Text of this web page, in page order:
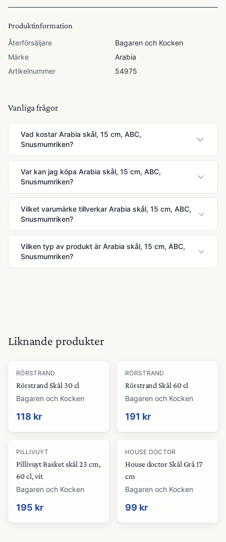
Produktinformation
Återförsäljare
Bagaren och Kocken
Märke
Arabia
Artikelnummer
54975
Vanliga frågor
Vad kostar Arabia skål, 15 cm, ABC,
Snusmumriken?
Var kan jag köpa Arabia skål, 15 cm, ABC,
Snusmumriken?
Vilket varumärke tillverkar Arabia skål, 15 cm, ABC,
Snusmumriken?
Vilken typ av produkt är Arabia skål, 15 cm, ABC,
Snusmumriken?
Liknande produkter
RÖRSTRAND
Rörstrand Skål 30 cl
Bagaren och Kocken
118 kr
RÖRSTRAND
Rörstrand Skål 60 cl
Bagaren och Kocken
191 kr
PILLIVUYT
Pillivuyt Basket skål 23 cm,
60 cl, vit
Bagaren och Kocken
195 kr
HOUSE DOCTOR
House doctor Skål Grå 17
cm
Bagaren och Kocken
99 kr